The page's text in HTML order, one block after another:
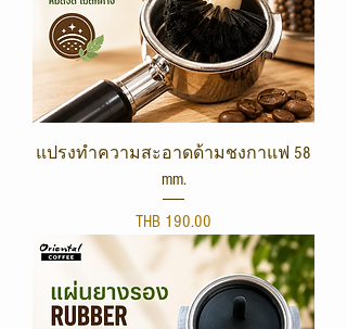
แปรงทำความสะอาดด้ามชงกาแฟ 58
mm.
Price
THB 190.00